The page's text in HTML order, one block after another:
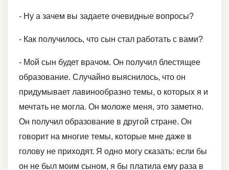
- Ну а зачем вы задаете очевидные вопросы?
- Как получилось, что сын стал работать с вами?
- Мой сын будет врачом. Он получил блестящее
образование. Случайно выяснилось, что он
придумывает лавинообразно темы, о которых я и
мечтать не могла. Он моложе меня, это заметно.
Он получил образование в другой стране. Он
говорит на многие темы, которые мне даже в
голову не приходят. Я одно могу сказать: если бы
он не был моим сыном, я бы платила ему раза в